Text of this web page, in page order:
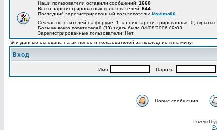
Наши пользователи оставили сообщений: 1660
Всего зарегистрированных пользователей: 844
Последний зарегистрированный пользователь: Maximo90
Сейчас посетителей на форуме: 1
, из них зарегистрированных: 0,
Больше всего посетителей (10) здесь было 04/08/2006 09:03
Зарегистрированные пользователи: Нет
Эти данные основаны на активности пользователей за последние пять минут
Вход
Имя: Пароль:
Новые сообщения
Powered by